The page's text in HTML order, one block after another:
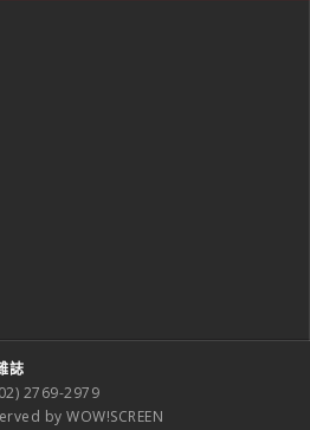
誌
2769-2979
by WOW!SCREEN